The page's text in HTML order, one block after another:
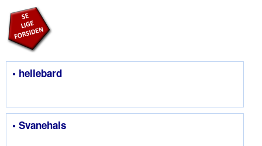
• hellebard
• Svanehals